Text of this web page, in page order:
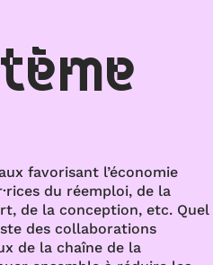
favorisant l’économie
du réemploi, de la
de la conception, etc. Quel
des collaborations
de la chaîne de la